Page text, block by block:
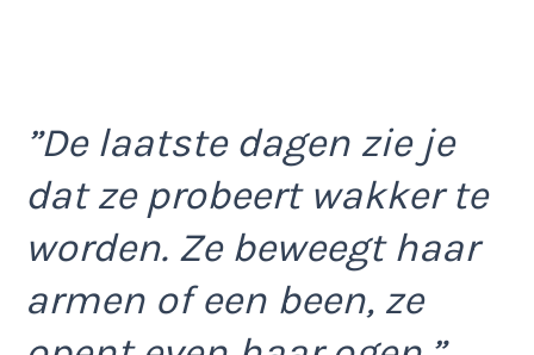
”De laatste dagen zie je
dat ze probeert wakker te
worden. Ze beweegt haar
armen of een been, ze